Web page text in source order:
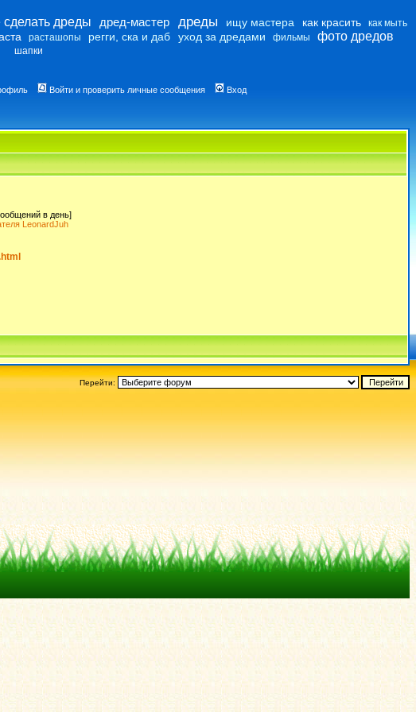
сделать дреды дред-мастер дреды ищу мастера как красить как мыть
расташопы регги, ска и даб уход за дредами фильмы фото дредов
шапки
Войти и проверить личные сообщения Вход
в день]
LeonardJuh
Перейти: